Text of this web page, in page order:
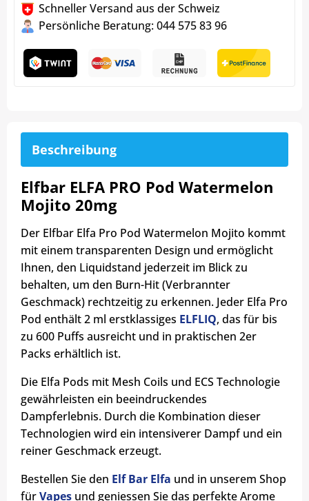
Schneller Versand aus der Schweiz
Persönliche Beratung: 044 575 83 96
Beschreibung
Elfbar ELFA PRO Pod Watermelon
Mojito 20mg
Der Elfbar Elfa Pro Pod Watermelon Mojito kommt
mit einem transparenten Design und ermöglicht
Ihnen, den Liquidstand jederzeit im Blick zu
behalten, um den Burn-Hit (Verbrannter
Geschmack) rechtzeitig zu erkennen. Jeder Elfa Pro
Pod enthält 2 ml erstklassiges ELFLIQ, das für bis
zu 600 Puffs ausreicht und in praktischen 2er
Packs erhältlich ist.
Die Elfa Pods mit Mesh Coils und ECS Technologie
gewährleisten ein beeindruckendes
Dampferlebnis. Durch die Kombination dieser
Technologien wird ein intensiverer Dampf und ein
reiner Geschmack erzeugt.
Bestellen Sie den Elf Bar Elfa und in unserem Shop
fürVapes und geniessen Sie das perfekte Arome